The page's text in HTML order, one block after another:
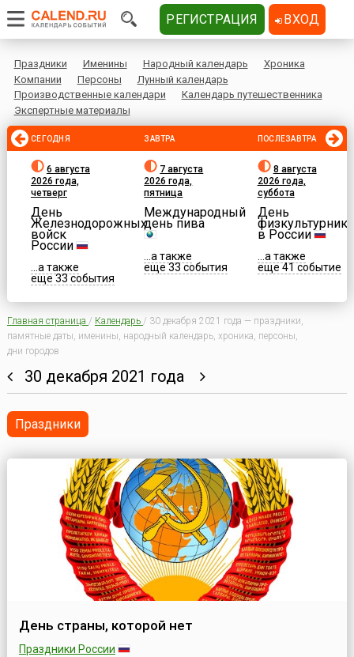
Праздники Именины Народный календарь
Хроника
Компании
Персоны
Лунный календарь
Производственные календари
Календарь путешественника
Экспертные материалы
СЕГОДНЯ
6 августа
2026 года,
четверг
День
Железнодорожных
войск
России
...а также
еще 33 события
ЗАВТРА
7 августа
2026 года,
пятница
Международный
день пива
...а также
еще 33 события
ПОСЛЕЗАВТРА
8 августа
2026 года,
суббота
День
физкультурника
в России
...а также
еще 41 событие
Главная страница / Календарь / 30 декабря 2021 года — праздники,
памятные даты, именины, народный календарь, хроника, персоны,
дни городов
30 декабря 2021 года
Праздники
День страны, которой нет
Праздники России
РЕГИСТРАЦИЯ ВХОД